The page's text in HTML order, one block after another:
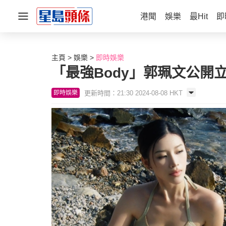
港聞 娛樂 最Hit
主頁 娛樂 即時娛樂
「最強Body」郭珮文公開
即時娛樂 更新時間：21:30 2024-08-08 HKT